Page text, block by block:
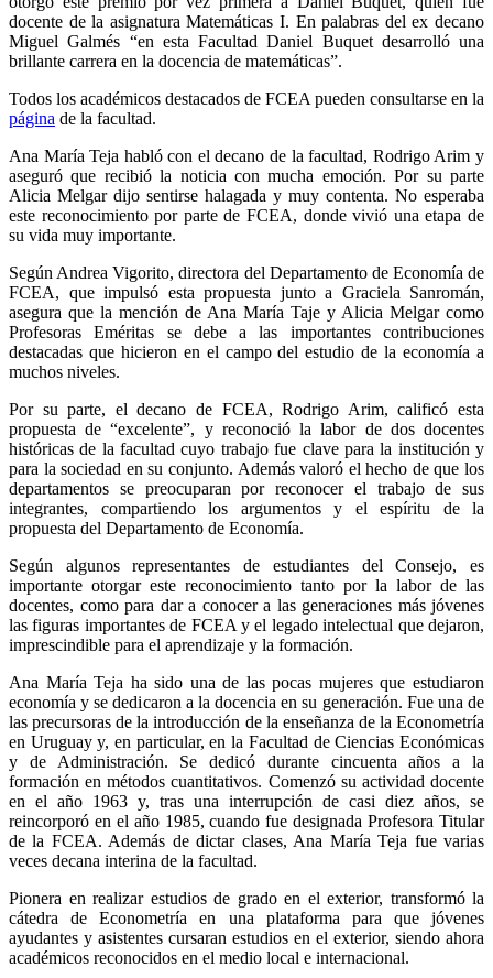
docente de la asignatura Matemáticas I. En palabras del ex decano
Miguel Galmés “en esta Facultad Daniel Buquet desarrolló una
brillante carrera en la docencia de matemáticas”.
Todos los académicos destacados de FCEA pueden consultarse en la
página de la facultad.
Ana María Teja habló con el decano de la facultad, Rodrigo Arim y
aseguró que recibió la noticia con mucha emoción. Por su parte
Alicia Melgar dijo sentirse halagada y muy contenta. No esperaba
este reconocimiento por parte de FCEA, donde vivió una etapa de
su vida muy importante.
Según Andrea Vigorito, directora del Departamento de Economía de
FCEA, que impulsó esta propuesta junto a Graciela Sanromán,
asegura que la mención de Ana María Taje y Alicia Melgar como
Profesoras Eméritas se debe a las importantes contribuciones
destacadas que hicieron en el campo del estudio de la economía a
muchos niveles.
Por su parte, el decano de FCEA, Rodrigo Arim, calificó esta
propuesta de “excelente”, y reconoció la labor de dos docentes
históricas de la facultad cuyo trabajo fue clave para la institución y
para la sociedad en su conjunto. Además valoró el hecho de que los
departamentos se preocuparan por reconocer el trabajo de sus
integrantes, compartiendo los argumentos y el espíritu de la
propuesta del Departamento de Economía.
Según algunos representantes de estudiantes del Consejo, es
importante otorgar este reconocimiento tanto por la labor de las
docentes, como para dar a conocer a las generaciones más jóvenes
las figuras importantes de FCEA y el legado intelectual que dejaron,
imprescindible para el aprendizaje y la formación.
Ana María Teja ha sido una de las pocas mujeres que estudiaron
economía y se dedicaron a la docencia en su generación. Fue una de
las precursoras de la introducción de la enseñanza de la Econometría
en Uruguay y, en particular, en la Facultad de Ciencias Económicas
y de Administración. Se dedicó durante cincuenta años a la
formación en métodos cuantitativos. Comenzó su actividad docente
en el año 1963 y, tras una interrupción de casi diez años, se
reincorporó en el año 1985, cuando fue designada Profesora Titular
de la FCEA. Además de dictar clases, Ana María Teja fue varias
veces decana interina de la facultad.
Pionera en realizar estudios de grado en el exterior, transformó la
cátedra de Econometría en una plataforma para que jóvenes
ayudantes y asistentes cursaran estudios en el exterior, siendo ahora
académicos reconocidos en el medio local e internacional.